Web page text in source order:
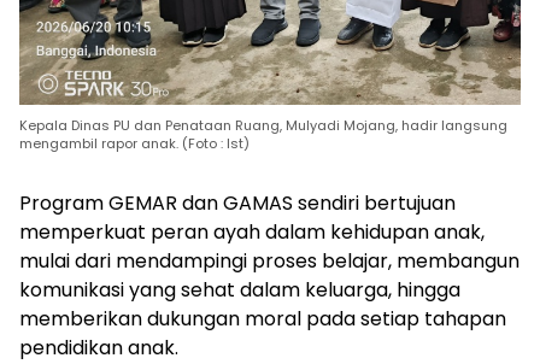
Kepala Dinas PU dan Penataan Ruang, Mulyadi Mojang, hadir langsung
mengambil rapor anak. (Foto : Ist)
Program GEMAR dan GAMAS sendiri bertujuan
memperkuat peran ayah dalam kehidupan anak,
mulai dari mendampingi proses belajar, membangun
komunikasi yang sehat dalam keluarga, hingga
memberikan dukungan moral pada setiap tahapan
pendidikan anak.